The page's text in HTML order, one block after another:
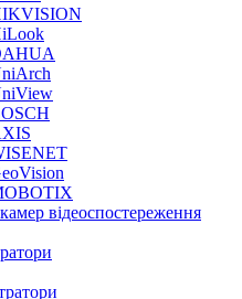
відеоспостереження